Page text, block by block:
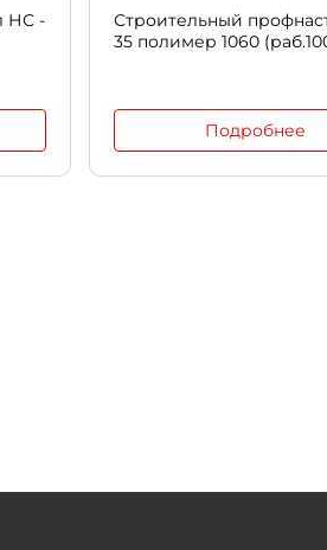
НС -
Строительный
35 полимер 1060
Подробнее